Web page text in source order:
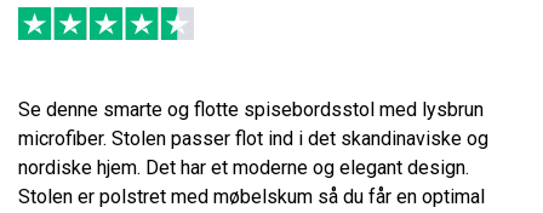
Se denne smarte og flotte spisebordsstol med lysbrun
microfiber. Stolen passer flot ind i det skandinaviske og
nordiske hjem. Det har et moderne og elegant design.
Stolen er polstret med møbelskum så du får en optimal